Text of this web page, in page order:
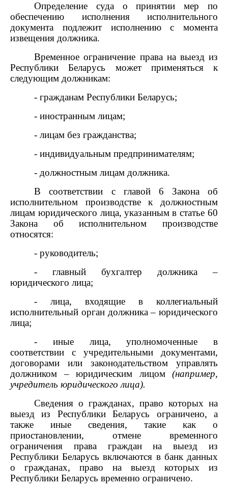
Определение суда о принятии мер по
обеспечению исполнения исполнительного
документа подлежит исполнению с момента
извещения должника.
Временное ограничение права на выезд из
Республики Беларусь может применяться к
следующим должникам:
- гражданам Республики Беларусь;
- иностранным лицам;
- лицам без гражданства;
- индивидуальным предпринимателям;
- должностным лицам должника.
В соответствии с главой 6 Закона об
исполнительном производстве к должностным
лицам юридического лица, указанным в статье 60
Закона об исполнительном производстве
относятся:
- руководитель;
- главный бухгалтер должника –
юридического лица;
- лица, входящие в коллегиальный
исполнительный орган должника – юридического
лица;
- иные лица, уполномоченные в
соответствии с учредительными документами,
договорами или законодательством управлять
должником – юридическим лицом (например,
учредитель юридического лица).
Сведения о гражданах, право которых на
выезд из Республики Беларусь ограничено, а
также иные сведения, такие как о
приостановлении, отмене временного
ограничения права граждан на выезд из
Республики Беларусь включаются в банк данных
о гражданах, право на выезд которых из
Республики Беларусь временно ограничено.